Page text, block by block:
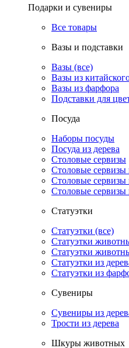
Подарки и сувениры
Все товары
Вазы и подставки
Вазы (все)
Вазы из
Вазы из фарфора
Подставки для
Посуда
Наборы посуды
Посуда из дерева
Столовые сервизы
Столовые
Столовые сервизы
Столовые
Статуэтки
Статуэтки (все)
Статуэтки
Статуэтки
Статуэтки из
Статуэтки из
Сувениры
Сувениры из
Трости из дерева
Шкуры животных